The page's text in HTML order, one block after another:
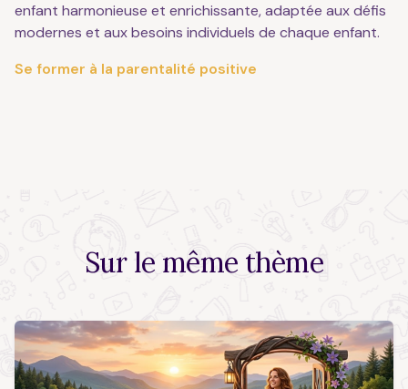
enfant harmonieuse et enrichissante, adaptée aux défis
modernes et aux besoins individuels de chaque enfant.
Se former à la parentalité positive
Sur le même thème